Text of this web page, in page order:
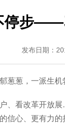
停步——
发布日期：
葱葱，一派生机
看改革开放展
信心、更有力的